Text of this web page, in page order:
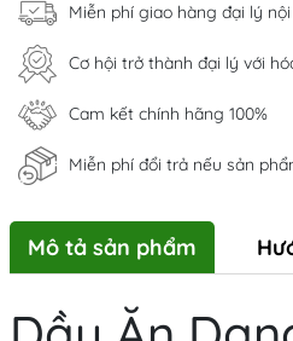
Miễn phí giao hàng đại lý
Cơ hội trở thành đại lý với
Cam kết chính hãng 100%
Miễn phí đổi trả nếu sản
Mô tả sản phẩm